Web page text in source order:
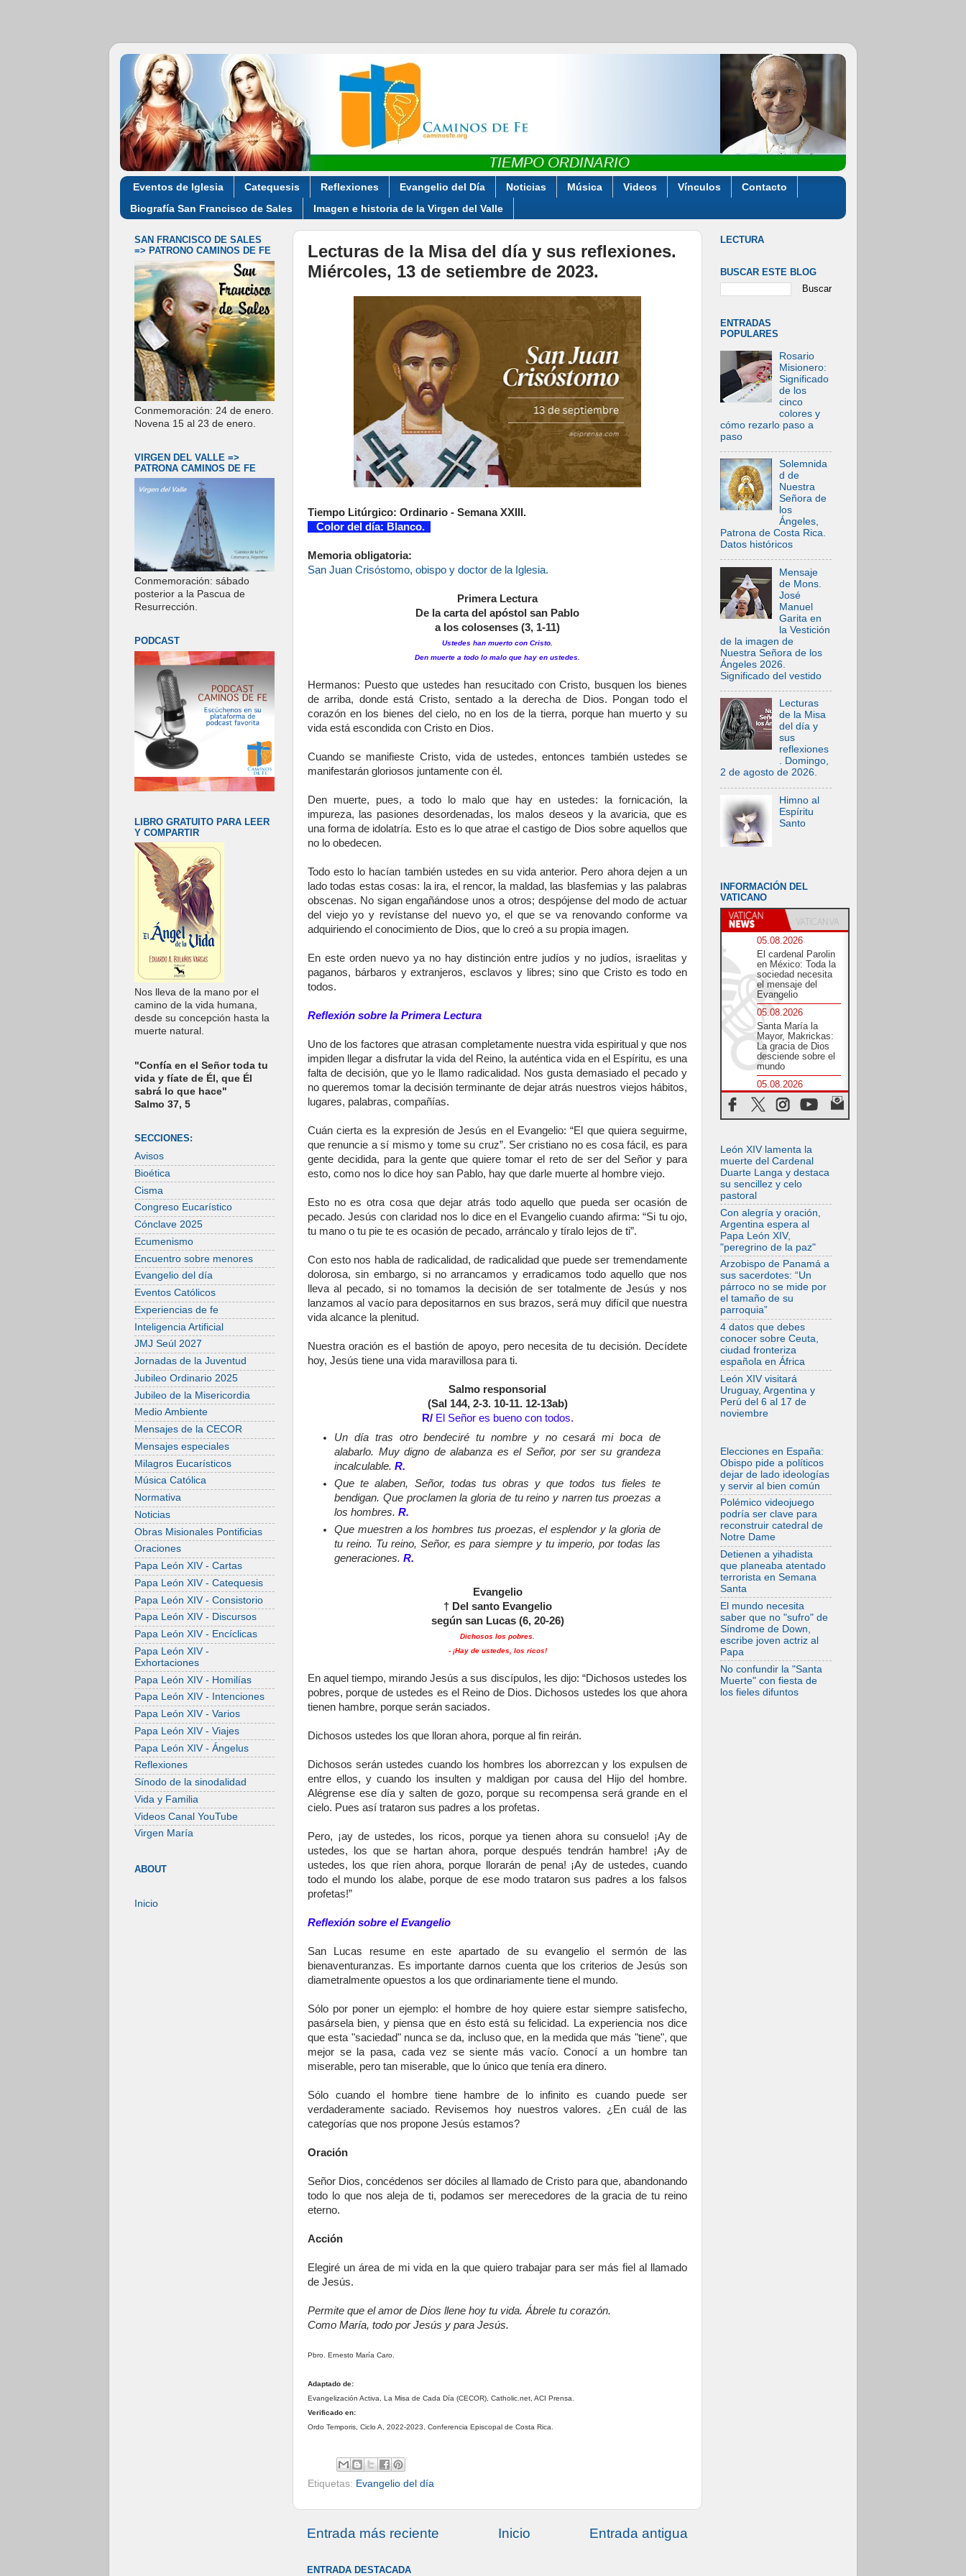
Eventos de Iglesia Catequesis Reflexiones Evangelio del Día Noticias Música Videos Vínculos
Contacto
Biografía San Francisco de Sales
Imagen e historia de la Virgen del Valle
Lecturas de la Misa del día y sus reflexiones.
Miércoles, 13 de setiembre de 2023.
Tiempo Litúrgico: Ordinario - Semana XXIII.
Color del día: Blanco.
Memoria obligatoria:
San Juan Crisóstomo, obispo y doctor de la Iglesia.
Primera Lectura
De la carta del apóstol san Pablo
a los colosenses (3, 1-11)
Ustedes han muerto con Cristo.
Den muerte a todo lo malo que hay en ustedes.
Hermanos: Puesto que ustedes han resucitado con Cristo, busquen los bienes
de arriba, donde está Cristo, sentado a la derecha de Dios. Pongan todo el
corazón en los bienes del cielo, no en los de la tierra, porque han muerto y su
vida está escondida con Cristo en Dios.
Cuando se manifieste Cristo, vida de ustedes, entonces también ustedes se
manifestarán gloriosos juntamente con él.
Den muerte, pues, a todo lo malo que hay en ustedes: la fornicación, la
impureza, las pasiones desordenadas, los malos deseos y la avaricia, que es
una forma de idolatría. Esto es lo que atrae el castigo de Dios sobre aquellos que
no lo obedecen.
Todo esto lo hacían también ustedes en su vida anterior. Pero ahora dejen a un
lado todas estas cosas: la ira, el rencor, la maldad, las blasfemias y las palabras
obscenas. No sigan engañándose unos a otros; despójense del modo de actuar
del viejo yo y revístanse del nuevo yo, el que se va renovando conforme va
adquiriendo el conocimiento de Dios, que lo creó a su propia imagen.
En este orden nuevo ya no hay distinción entre judíos y no judíos, israelitas y
paganos, bárbaros y extranjeros, esclavos y libres; sino que Cristo es todo en
todos.
Reflexión sobre la Primera Lectura
Uno de los factores que atrasan completamente nuestra vida espiritual y que nos
impiden llegar a disfrutar la vida del Reino, la auténtica vida en el Espíritu, es una
falta de decisión, que yo le llamo radicalidad. Nos gusta demasiado el pecado y
no queremos tomar la decisión terminante de dejar atrás nuestros viejos hábitos,
lugares, palabras, compañías.
Cuán cierta es la expresión de Jesús en el Evangelio: “El que quiera seguirme,
que renuncie a sí mismo y tome su cruz”. Ser cristiano no es cosa fácil, es para
gente decidida, para la gente que quiere tomar el reto de ser del Señor y para
esto, como nos lo dice hoy san Pablo, hay que darle muerte al hombre viejo.
Esto no es otra cosa que dejar atrás todo aquello que pueda ser ocasión de
pecado. Jesús con claridad nos lo dice en el Evangelio cuando afirma: “Si tu ojo,
tu mano o tu pie te es ocasión de pecado, arráncalo y tíralo lejos de ti”.
Con esto nos habla de radicalidad, de radicalidad que puede ser tremendamente
dolorosa, sin embargo, si no arrancamos y erradicamos todo aquello que nos
lleva al pecado, si no tomamos la decisión de ser totalmente de Jesús y nos
lanzamos al vacío para depositarnos en sus brazos, será muy difícil que nuestra
vida alcance la plenitud.
Nuestra oración es el bastión de apoyo, pero necesita de tu decisión. Decídete
hoy, Jesús tiene una vida maravillosa para ti.
Salmo responsorial
(Sal 144, 2-3. 10-11. 12-13ab)
R/El Señor es bueno con todos.
Un día tras otro bendeciré tu nombre y no cesará mi boca de
alabarlo. Muy digno de alabanza es el Señor, por ser su grandeza
incalculable.R.
Que te alaben, Señor, todas tus obras y que todos tus fieles te
bendigan. Que proclamen la gloria de tu reino y narren tus proezas a
los hombres.R.
Que muestren a los hombres tus proezas, el esplendor y la gloria de
tu reino. Tu reino, Señor, es para siempre y tu imperio, por todas las
generaciones.R.
Evangelio
† Del santo Evangelio
según san Lucas (6, 20-26)
Dichosos los pobres.
- ¡Hay de ustedes, los ricos!
En aquel tiempo, mirando Jesús a sus discípulos, les dijo: “Dichosos ustedes los
pobres, porque de ustedes es el Reino de Dios. Dichosos ustedes los que ahora
tienen hambre, porque serán saciados.
Dichosos ustedes los que lloran ahora, porque al fin reirán.
Dichosos serán ustedes cuando los hombres los aborrezcan y los expulsen de
entre ellos, y cuando los insulten y maldigan por causa del Hijo del hombre.
Alégrense ese día y salten de gozo, porque su recompensa será grande en el
cielo. Pues así trataron sus padres a los profetas.
Pero, ¡ay de ustedes, los ricos, porque ya tienen ahora su consuelo! ¡Ay de
ustedes, los que se hartan ahora, porque después tendrán hambre! ¡Ay de
ustedes, los que ríen ahora, porque llorarán de pena! ¡Ay de ustedes, cuando
todo el mundo los alabe, porque de ese modo trataron sus padres a los falsos
profetas!”
Reflexión sobre el Evangelio
San Lucas resume en este apartado de su evangelio el sermón de las
bienaventuranzas. Es importante darnos cuenta que los criterios de Jesús son
diametralmente opuestos a los que ordinariamente tiene el mundo.
Sólo por poner un ejemplo: el hombre de hoy quiere estar siempre satisfecho,
pasársela bien, y piensa que en ésto está su felicidad. La experiencia nos dice
que esta "saciedad" nunca se da, incluso que, en la medida que más "tiene", que
mejor se la pasa, cada vez se siente más vacío. Conocí a un hombre tan
miserable, pero tan miserable, que lo único que tenía era dinero.
Sólo cuando el hombre tiene hambre de lo infinito es cuando puede ser
verdaderamente saciado. Revisemos hoy nuestros valores. ¿En cuál de las
categorías que nos propone Jesús estamos?
Oración
Señor Dios, concédenos ser dóciles al llamado de Cristo para que, abandonando
todo lo que nos aleja de ti, podamos ser merecedores de la gracia de tu reino
eterno.
Acción
Elegiré un área de mi vida en la que quiero trabajar para ser más fiel al llamado
de Jesús.
Permite que el amor de Dios llene hoy tu vida. Ábrele tu corazón.
Como María, todo por Jesús y para Jesús.
Pbro. Ernesto María Caro.
Adaptado de:
Evangelización Activa, La Misa de Cada Día (CECOR), Catholic.net, ACI Prensa.
Verificado en:
Ordo Temporis, Ciclo A, 2022-2023, Conferencia Episcopal de Costa Rica.
Etiquetas: Evangelio del día
Entrada más reciente Entrada antigua
Inicio
ENTRADA DESTACADA
SAN FRANCISCO DE SALES
=> PATRONO CAMINOS DE FE
Conmemoración: 24 de enero.
Novena 15 al 23 de enero.
VIRGEN DEL VALLE =>
PATRONA CAMINOS DE FE
Conmemoración: sábado
posterior a la Pascua de
Resurrección.
PODCAST
LIBRO GRATUITO PARA LEER
Y COMPARTIR
Nos lleva de la mano por el
camino de la vida humana,
desde su concepción hasta la
muerte natural.
"Confía en el Señor toda tu
vida y fíate de Él, que Él
sabrá lo que hace"
Salmo 37, 5
SECCIONES:
Avisos
Bioética
Cisma
Congreso Eucarístico
Cónclave 2025
Ecumenismo
Encuentro sobre menores
Evangelio del día
Eventos Católicos
Experiencias de fe
Inteligencia Artificial
JMJ Seúl 2027
Jornadas de la Juventud
Jubileo Ordinario 2025
Jubileo de la Misericordia
Medio Ambiente
Mensajes de la CECOR
Mensajes especiales
Milagros Eucarísticos
Música Católica
Normativa
Noticias
Obras Misionales Pontificias
Oraciones
Papa León XIV - Cartas
Papa León XIV - Catequesis
Papa León XIV - Consistorio
Papa León XIV - Discursos
Papa León XIV - Encíclicas
Papa León XIV -
Exhortaciones
Papa León XIV - Homilías
Papa León XIV - Intenciones
Papa León XIV - Varios
Papa León XIV - Viajes
Papa León XIV - Ángelus
Reflexiones
Sínodo de la sinodalidad
Vida y Familia
Videos Canal YouTube
Virgen María
ABOUT
Inicio
LECTURA
BUSCAR ESTE BLOG
ENTRADAS
POPULARES
Rosario
Misionero:
Significado
de los
cinco
colores y
cómo rezarlo paso a
paso
Solemnida
d de
Nuestra
Señora de
los
Ángeles,
Patrona de Costa Rica.
Datos históricos
Mensaje
de Mons.
José
Manuel
Garita en
la Vestición
de la imagen de
Nuestra Señora de los
Ángeles 2026.
Significado del vestido
Lecturas
de la Misa
del día y
sus
reflexiones
. Domingo,
2 de agosto de 2026.
Himno al
Espíritu
Santo
INFORMACIÓN DEL
VATICANO
05.08.2026
El cardenal Parolin
en México: Toda la
sociedad necesita
el mensaje del
Evangelio
05.08.2026
Santa María la
Mayor, Makrickas:
La gracia de Dios
desciende sobre el
mundo
05.08.2026
Cristianos y
confucianos:
Respeto y sabiduría
de hoy
05.08.2026
En marcha hacia
Asís en nombre de
San Francisco, a la
espera de León
05.08.2026
Venezuela, Padre
Pagniello: "En
medio del dolor, una
Iglesia que no se
rinde"
05.08.2026
La Fuerza del
"Círculo de Héroes"
con el Papa en la
Audiencia General
05.08.2026
Nuncio en Ucrania:
Preocupa escuchar
a quienes bendicen
la guerra
masivo en Kyiv
durante la noche
05.08.2026
Colombo: "La visita
del Papa a
Argentina llevará un
mensaje de paz y
dignidad humana"
05.08.2026
Iglesia en Uruguay:
la visita del Papa
fortalecerá la fe y la
León XIV lamenta la
muerte del Cardenal
Duarte Langa y destaca
su sencillez y celo
pastoral
Con alegría y oración,
Argentina espera al
Papa León XIV,
"peregrino de la paz"
Arzobispo de Panamá a
sus sacerdotes: “Un
párroco no se mide por
el tamaño de su
parroquia”
4 datos que debes
conocer sobre Ceuta,
ciudad fronteriza
española en África
León XIV visitará
Uruguay, Argentina y
Perú del 6 al 17 de
noviembre
Elecciones en España:
Obispo pide a políticos
dejar de lado ideologías
y servir al bien común
Polémico videojuego
podría ser clave para
reconstruir catedral de
Notre Dame
Detienen a yihadista
que planeaba atentado
terrorista en Semana
Santa
El mundo necesita
saber que no "sufro" de
Síndrome de Down,
escribe joven actriz al
Papa
No confundir la "Santa
Muerte" con fiesta de
los fieles difuntos